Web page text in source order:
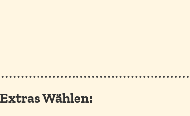
Extras Wählen: